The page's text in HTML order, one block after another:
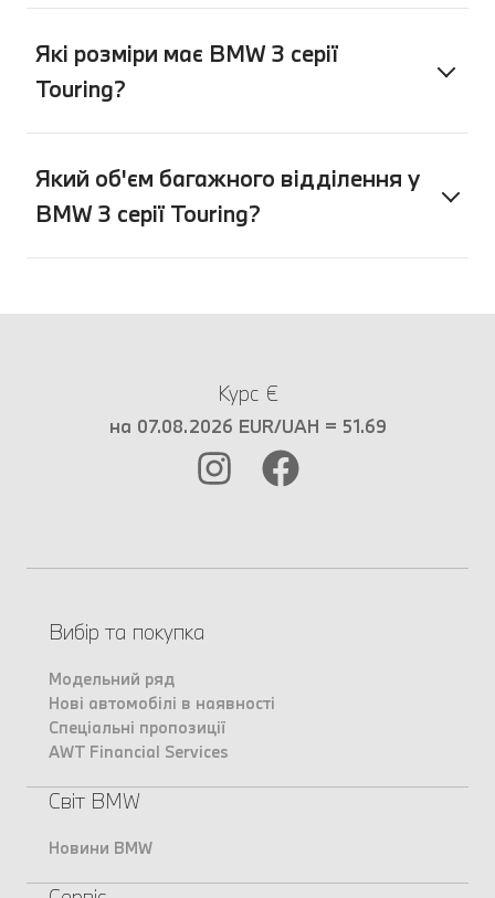
Які розміри має BMW 3 серії
Touring?
Який об'єм багажного відділення у
BMW 3 серії Touring?
Курс €
на 07.08.2026 EUR/UAH = 51.69
Вибір та покупка
Модельний ряд
Нові автомобілі в наявності
Спеціальні пропозиції
AWT Financial Services
Світ BMW
Новини BMW